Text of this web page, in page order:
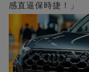
感直逼保時捷！」